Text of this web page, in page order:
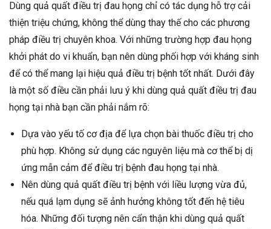
Dùng quả quất điều trị đau họng chỉ có tác dụng hỗ trợ cải
thiện triệu chứng, không thể dùng thay thế cho các phương
pháp điều trị chuyên khoa. Với những trường hợp đau họng
khởi phát do vi khuẩn, bạn nên dùng phối hợp với kháng sinh
để có thể mang lại hiệu quả điều trị bệnh tốt nhất. Dưới đây
là một số điều cần phải lưu ý khi dùng quả quất điều trị đau
họng tại nhà bạn cần phải nắm rõ:
Dựa vào yếu tố cơ địa để lựa chọn bài thuốc điều trị cho
phù hợp. Không sử dụng các nguyên liệu mà cơ thể bị dị
ứng mẫn cảm để điều trị bệnh đau họng tại nhà.
Nên dùng quả quất điều trị bệnh với liều lượng vừa đủ,
nếu quá lạm dụng sẽ ảnh hưởng không tốt đến hệ tiêu
hóa. Những đối tượng nên cẩn thận khi dùng quả quất